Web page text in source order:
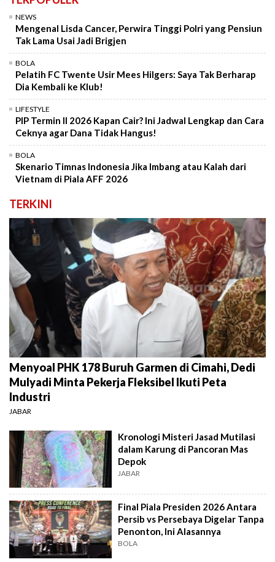
NEWS
Mengenal Lisda Cancer, Perwira Tinggi Polri yang Pensiun
Tak Lama Usai Jadi Brigjen
BOLA
Pelatih FC Twente Usir Mees Hilgers: Saya Tak Berharap
Dia Kembali ke Klub!
LIFESTYLE
PIP Termin II 2026 Kapan Cair? Ini Jadwal Lengkap dan Cara
Ceknya agar Dana Tidak Hangus!
BOLA
Skenario Timnas Indonesia Jika Imbang atau Kalah dari
Vietnam di Piala AFF 2026
TERKINI
Menyoal PHK 178 Buruh Garmen di Cimahi, Dedi
Mulyadi Minta Pekerja Fleksibel Ikuti Peta
Industri
JABAR
Kronologi Misteri Jasad Mutilasi
dalam Karung di Pancoran Mas
Depok
JABAR
Final Piala Presiden 2026 Antara
Persib vs Persebaya Digelar Tanpa
Penonton, Ini Alasannya
BOLA